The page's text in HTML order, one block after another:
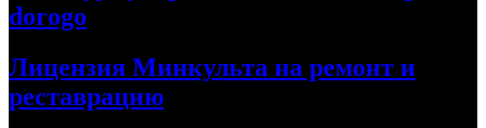
dorogo
Лицензия Минкульта на ремонт и
реставрацию